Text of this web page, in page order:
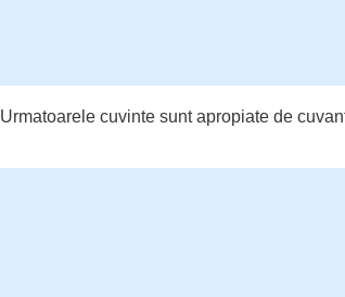
Urmatoarele cuvinte sunt apropiate de